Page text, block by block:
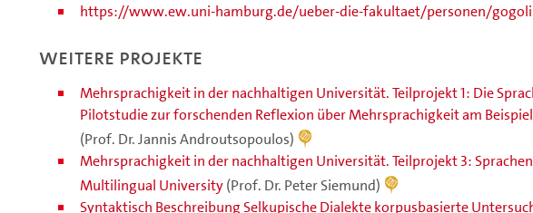
https://www.ew.uni-hamburg.de/ueber-die-fakultaet/personen/
Weitere Projekte
Mehrsprachigkeit in der nachhaltigen Universität. Teilprojekt 1: Die
Pilotstudie zur forschenden Reflexion über Mehrsprachigkeit am
(Prof. Dr. Jannis Androutsopoulos)
Mehrsprachigkeit in der nachhaltigen Universität. Teilprojekt 3:
Multilingual University(Prof. Dr. Peter Siemund)
Syntaktisch Beschreibung Selkupische Dialekte korpusbasierte